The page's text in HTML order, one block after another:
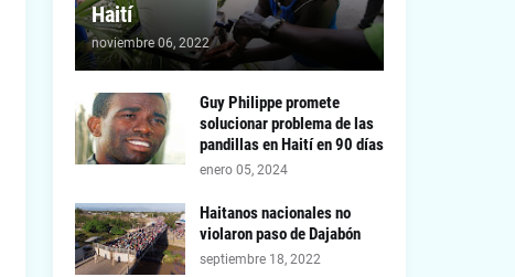
Haití
noviembre 06, 2022
Guy Philippe promete
solucionar problema de las
pandillas en Haití en 90 días
enero 05, 2024
Haitanos nacionales no
violaron paso de Dajabón
septiembre 18, 2022